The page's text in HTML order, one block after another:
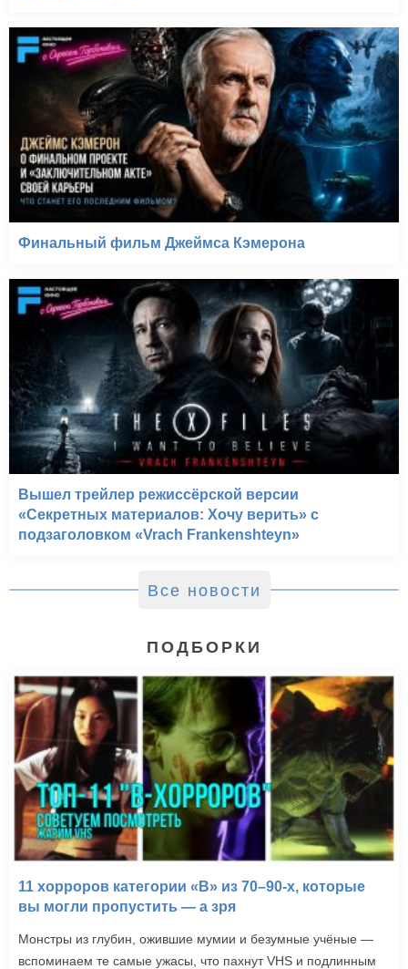
Финальный фильм Джеймса Кэмерона
Вышел трейлер режиссёрской версии
«Секретных материалов: Хочу верить» с
подзаголовком «Vrach Frankenshteyn»
Все новости
ПОДБОРКИ
11 хорроров категории «B» из 70–90-х, которые
вы могли пропустить — а зря
Монстры из глубин, ожившие мумии и безумные учёные —
вспоминаем те самые ужасы, что пахнут VHS и подлинным